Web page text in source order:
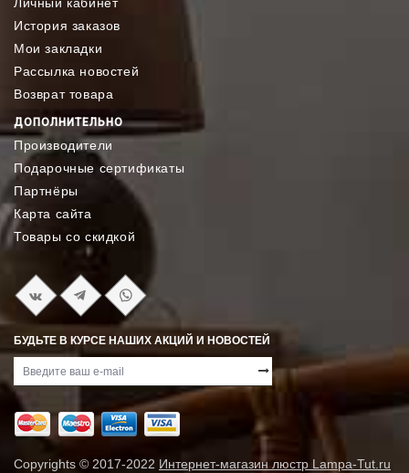
Личный кабинет
История заказов
Мои закладки
Рассылка новостей
Возврат товара
ДОПОЛНИТЕЛЬНО
Производители
Подарочные сертификаты
Партнёры
Карта сайта
Товары со скидкой
БУДЬТЕ В КУРСЕ НАШИХ АКЦИЙ И НОВОСТЕЙ
Copyrights © 2017-2022 Интернет-магазин люстр Lampa-Tut.ru